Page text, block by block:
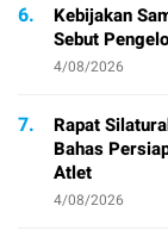
6.
Kebijakan
Sebut
4/08/2026
7.
Rapat
Bahas
Atlet
4/08/2026